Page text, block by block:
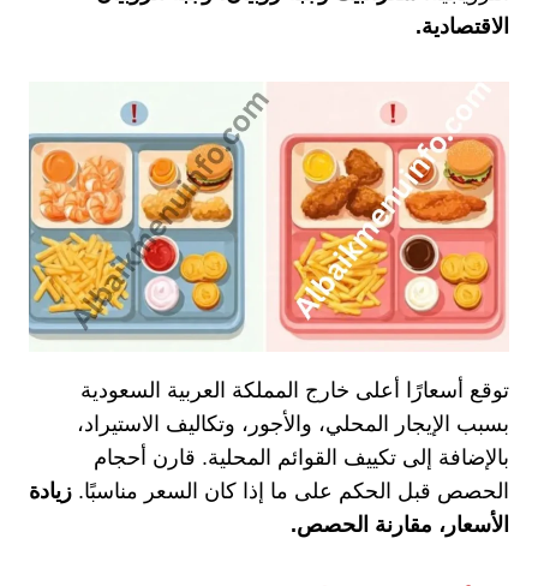
الاقتصادية.
توقع أسعارًا أعلى خارج المملكة العربية السعودية
بسبب الإيجار المحلي، والأجور، وتكاليف الاستيراد،
بالإضافة إلى تكييف القوائم المحلية. قارن أحجام
الحصص قبل الحكم على ما إذا كان السعر مناسبًا. زيادة
الأسعار، مقارنة الحصص.